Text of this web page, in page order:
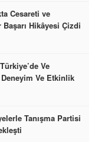
Cesareti ve
Hikâyesi Çizdi
Ve
Ve Etkinlik
Tanışma Partisi